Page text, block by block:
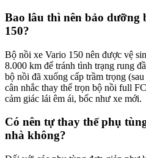
Bao lâu thì nên bảo dưỡng
150?
Bộ nồi xe Vario 150 nên được vệ
8.000 km để tránh tình trạng rung
bộ nồi đã xuống cấp trầm trọng
cân nhắc thay thế trọn bộ nồi full
cảm giác lái êm ái, bốc như xe mới.
Có nên tự thay thế phụ
nhà không?